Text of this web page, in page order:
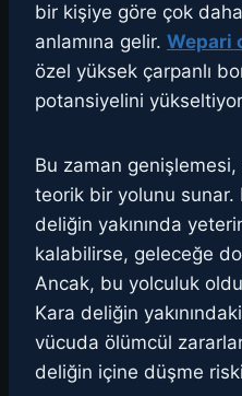
bir kişiye göre çok
anlamına gelir. Wepari
özel yüksek çarpanlı
potansiyelini
Bu zaman
teorik bir yolunu sunar.
deliğin yakınında
kalabilirse, geleceğe
Ancak, bu yolculuk
Kara deliğin
vücuda ölümcül
deliğin içine düşme